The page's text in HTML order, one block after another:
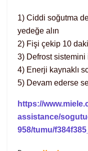
1) Ciddi soğutma
yedeğe alın
2) Fişi çekip 10
3) Defrost sistemini
4) Enerji kaynaklı
5) Devam ederse
https://
assistance/
958/tumu/